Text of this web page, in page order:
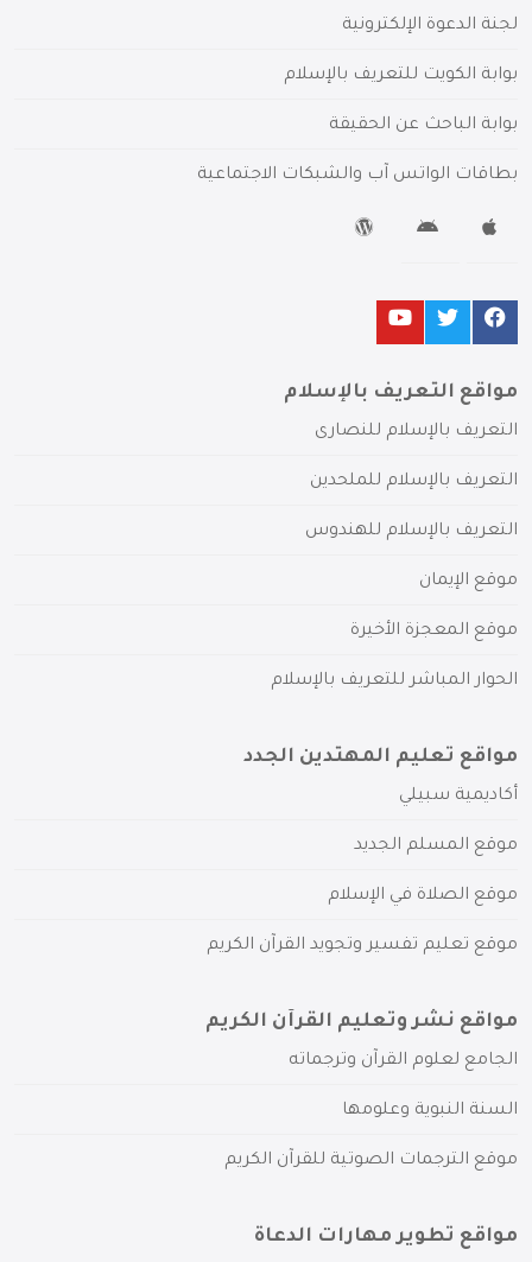
لجنة الدعوة الإلكترونية
بوابة الكويت للتعريف بالإسلام
بوابة الباحث عن الحقيقة
بطاقات الواتس آب والشبكات الاجتماعية
مواقع التعريف بالإسلام
التعريف بالإسلام للنصارى
التعريف بالإسلام للملحدين
التعريف بالإسلام للهندوس
موقع الإيمان
موقع المعجزة الأخيرة
الحوار المباشر للتعريف بالإسلام
مواقع تعليم المهتدين الجدد
أكاديمية سبيلي
موقع المسلم الجديد
موقع الصلاة في الإسلام
موقع تعليم تفسير وتجويد القرآن الكريم
مواقع نشر وتعليم القرآن الكريم
الجامع لعلوم القرآن وترجماته
السنة النبوية وعلومها
موقع الترجمات الصوتية للقرآن الكريم
مواقع تطوير مهارات الدعاة